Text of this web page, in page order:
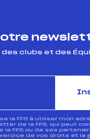
des clubs et des
la FFS à utiliser mon
de la FFS, qui peut
FFS ou de ses
de vos droits et la